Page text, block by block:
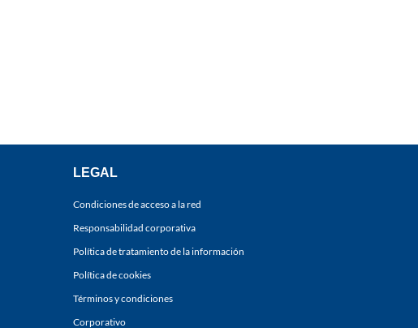
LEGAL
Condiciones de acceso a la red
Responsabilidad corporativa
Política de tratamiento de la información
Política de cookies
Términos y condiciones
Corporativo